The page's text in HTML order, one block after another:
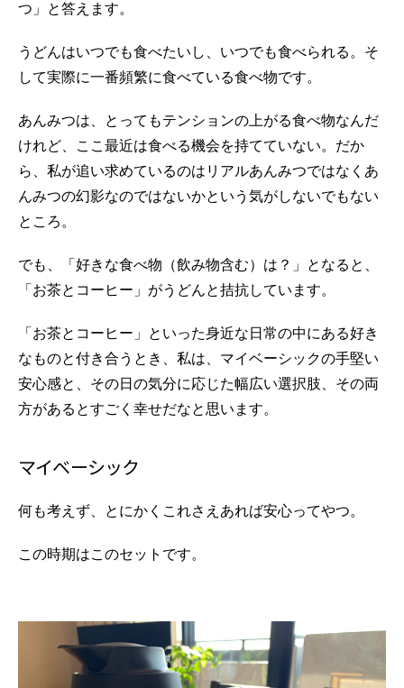
つ」と答えます。
うどんはいつでも食べたいし、いつでも食べられる。そ
して実際に一番頻繁に食べている食べ物です。
あんみつは、とってもテンションの上がる食べ物なんだ
けれど、ここ最近は食べる機会を持てていない。だか
ら、私が追い求めているのはリアルあんみつではなくあ
んみつの幻影なのではないかという気がしないでもない
ところ。
でも、「好きな食べ物（飲み物含む）は？」となると、
「お茶とコーヒー」がうどんと拮抗しています。
「お茶とコーヒー」といった身近な日常の中にある好き
なものと付き合うとき、私は、マイベーシックの手堅い
安心感と、その日の気分に応じた幅広い選択肢、その両
方があるとすごく幸せだなと思います。
マイベーシック
何も考えず、とにかくこれさえあれば安心ってやつ。
この時期はこのセットです。